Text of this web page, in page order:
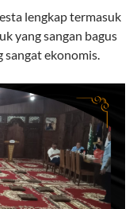
lengkap termasuk
yang sangan bagus
sangat ekonomis.